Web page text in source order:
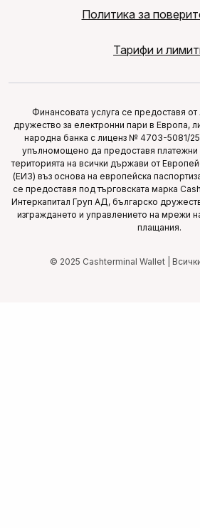
Политика за
Тарифи и
Финансовата услуга се предоставя
дружество за електронни пари в Европа,
народна банка с лиценз № 4703-5081/
упълномощено да предоставя платежни
територията на всички държави от
(ЕИЗ) въз основа на европейска
се предоставя под търговската марка
Интеркапитал Груп АД, българско
изграждането и управлението на мрежи
плащания.
© 2025 Cashterminal Wallet |